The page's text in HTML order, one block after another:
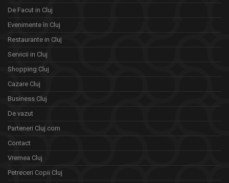
De Facut in Cluj
Evenimente în Cluj
Restaurante in Cluj
Servicii in Cluj
Shopping Cluj
Cazare Cluj
Business Cluj
De vazut
Parteneri Cluj.com
Contact
Vremea Cluj
Petreceri Copii Cluj